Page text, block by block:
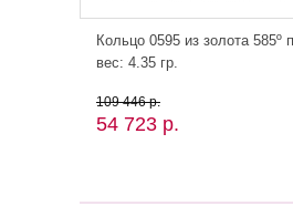
Кольцо 0595 из золота 585º
вес: 4.35 гр.
109 446 р.
54 723 р.